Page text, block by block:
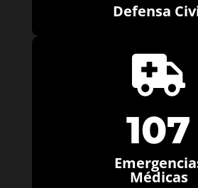
Defensa

107
Médicas